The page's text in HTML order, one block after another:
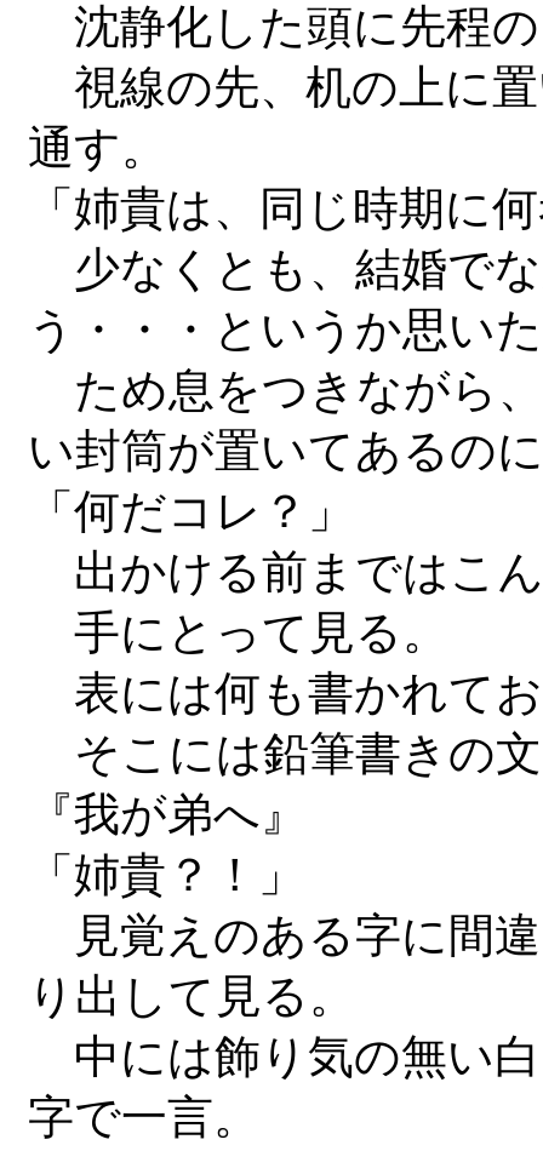
沈静化した頭に先程
視線の先、机の上に
通す。
「姉貴は、同じ時期に
少なくとも、結婚で
う・・・というか思い
ため息をつきながら
い封筒が置いてあるの
「何だコレ？」
出かける前まではこ
手にとって見る。
表には何も書かれて
そこには鉛筆書きの
『我が弟へ』
「姉貴？！」
見覚えのある字に間
り出して見る。
中には飾り気の無い
字で一言。